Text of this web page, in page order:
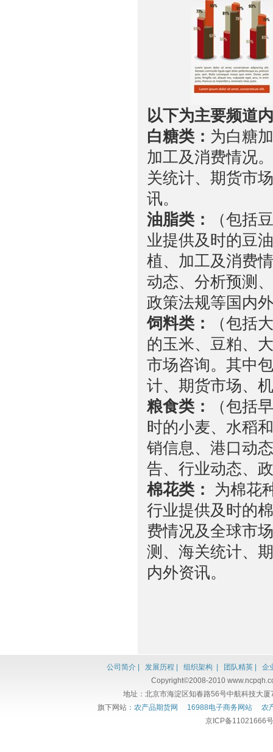
以下为主要频道
白糖类： 为白糖
加工及消费情况
关统计、期货市
讯。
油脂类：
（包括
业提供及时的豆
植、加工及消费
动态、分析预测
政策法规等国内
饲料类：
（包括
的玉米、豆粕、
市场咨询。其中
计、期货市场、
粮食类：
（包括
时的小麦、水稻
销信息、港口动
告、行业动态、
棉花类：
为棉花
行业提供及时的
费情况及全球市
测、海关统计、
内外资讯。